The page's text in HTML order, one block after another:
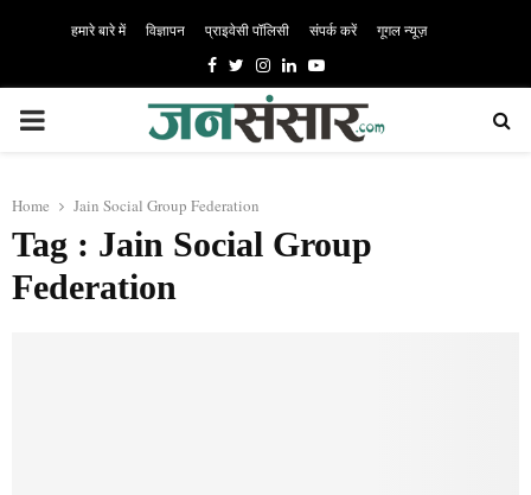
हमारे बारे में विज्ञापन प्राइवेसी पॉलिसी संपर्क करें गूगल न्यूज़
Facebook
TwitterInstagram
LinkedinYoutube
PRIMARY
Home Jain Social Group Federation
Tag : Jain Social Group
Federation